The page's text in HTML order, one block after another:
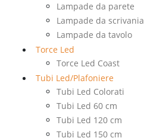
Lampade da parete
Lampade da scrivania
Lampade da tavolo
Torce Led
Torce Led Coast
Tubi Led/Plafoniere
Tubi Led Colorati
Tubi Led 60 cm
Tubi Led 120 cm
Tubi Led 150 cm